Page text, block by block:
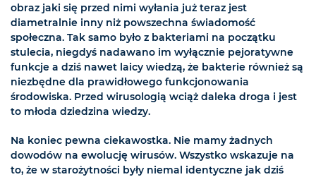
obraz jaki się przed nimi wyłania już teraz jest
diametralnie inny niż powszechna świadomość
społeczna. Tak samo było z bakteriami na początku
stulecia, niegdyś nadawano im wyłącznie pejoratywne
funkcje a dziś nawet laicy wiedzą, że bakterie również są
niezbędne dla prawidłowego funkcjonowania
środowiska. Przed wirusologią wciąż daleka droga i jest
to młoda dziedzina wiedzy.
Na koniec pewna ciekawostka. Nie mamy żadnych
dowodów na ewolucję wirusów. Wszystko wskazuje na
to, że w starożytności były niemal identyczne jak dziś